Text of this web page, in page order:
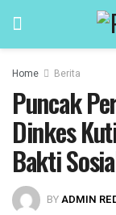
Home Berita
Puncak
Dinkes
Bakti
BYADMIN